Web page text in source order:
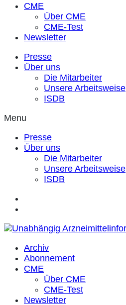
CME
Über CME
CME-Test
Newsletter
Presse
Über uns
Die Mitarbeiter
Unsere Arbeitsweise
ISDB
Menu
Presse
Über uns
Die Mitarbeiter
Unsere Arbeitsweise
ISDB
Archiv
Abonnement
CME
Über CME
CME-Test
Newsletter